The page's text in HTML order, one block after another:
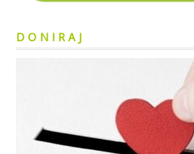
D O N I R A J